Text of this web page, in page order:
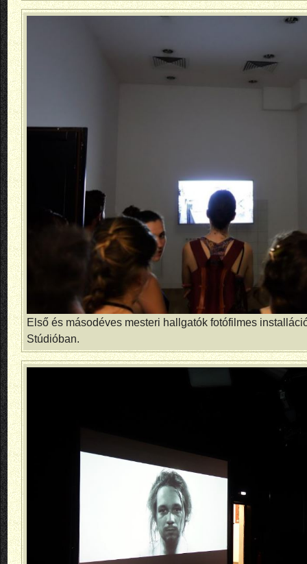
Első és másodéves mesteri hallgatók fotófilmes
Stúdióban.